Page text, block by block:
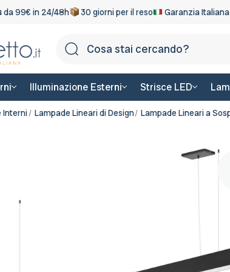
da 99€ in 24/48h 30 giorni per il reso Garanzia Italiana
Illuminazione Esterni Strisce LED
Interni Lampade Lineari di Design Lampade Lineari a